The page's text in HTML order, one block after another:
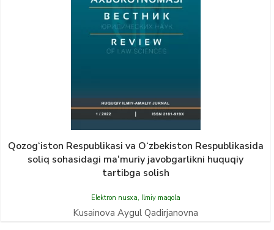
Qozog‘iston Respublikаsi vа O‘zbekiston Respublikаsidа
soliq sohаsidаgi mа‘muriy jаvobgаrlikni huquqiy
tаrtibgа solish
Elektron nusxa, Ilmiy maqola
Kusainova Aygul Qadirjanovna